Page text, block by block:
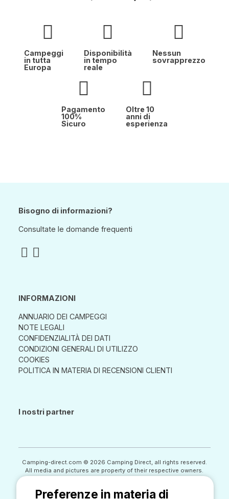
Campeggi
in tutta
Europa
Disponibilità
in tempo
reale
Nessun
sovrapprezzo
Pagamento
100%
Sicuro
Oltre 10
anni di
esperienza
Bisogno di informazioni?
Consultate le domande frequenti
INFORMAZIONI
ANNUARIO DEI CAMPEGGI
NOTE LEGALI
CONFIDENZIALITÀ DEI DATI
CONDIZIONI GENERALI DI UTILIZZO
COOKIES
POLITICA IN MATERIA DI RECENSIONI CLIENTI
I nostri partner
Camping-direct.com © 2026 Camping Direct, all rights reserved.
All media and pictures are property of their respective owners.
Preferenze in materia di